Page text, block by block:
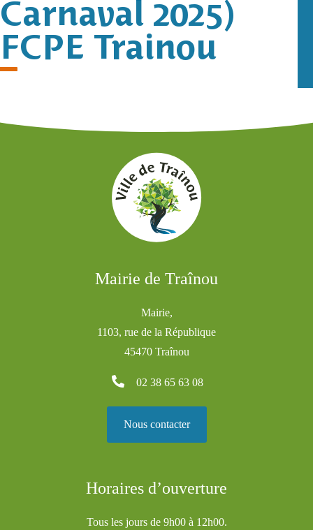
Carnaval 2025)
FCPE Trainou
Mairie de Traînou
Mairie,
1103, rue de la République
45470 Traînou
02 38 65 63 08
Nous contacter
Horaires d’ouverture
Tous les jours de 9h00 à 12h00.